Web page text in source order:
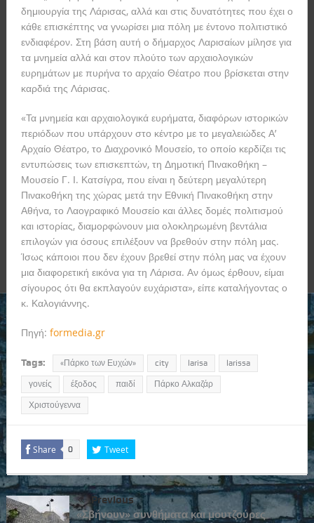
δημιουργία της Λάρισας, αλλά και στις δυνατότητες που έχει ο
κάθε επισκέπτης να γνωρίσει μια πόλη με έντονο πολιτιστικό
ενδιαφέρον. Στη βάση αυτή ο δήμαρχος Λαρισαίων μίλησε για
τα μνημεία αλλά και στον πλούτο των αρχαιολογικών
ευρημάτων με πυρήνα το αρχαίο Θέατρο που βρίσκεται στην
καρδιά της Λάρισας.
«Τα μνημεία και αρχαιολογικά ευρήματα, διαφόρων ιστορικών
περιόδων που υπάρχουν στο κέντρο με το μεγαλειώδες Α’
Αρχαίο Θέατρο, το Διαχρονικό Μουσείο, το οποίο κερδίζει τις
εντυπώσεις των επισκεπτών, τη Δημοτική Πινακοθήκη –
Μουσείο Γ. Ι. Κατσίγρα, που είναι η δεύτερη μεγαλύτερη
Πινακοθήκη της χώρας μετά την Εθνική Πινακοθήκη στην
Αθήνα, το Λαογραφικό Μουσείο και άλλες δομές πολιτισμού
και ιστορίας, διαμορφώνουν μια ολοκληρωμένη βεντάλια
επιλογών για όσους επιλέξουν να βρεθούν στην πόλη μας.
Ίσως κάποιοι που δεν έχουν βρεθεί στην πόλη μας να έχουν
μια διαφορετική εικόνα για τη Λάρισα. Αν όμως έρθουν, είμαι
σίγουρος ότι θα εκπλαγούν ευχάριστα», είπε καταλήγοντας ο
κ. Καλογιάννης.
Πηγή: formedia.gr
Tags: «Πάρκο των Ευχών» city larisa larissa
γονείς έξοδος παιδί Πάρκο Αλκαζάρ
Χριστούγεννα
Share 0 Tweet
Previous
«Σβήνουν» συνθήματα και μουτζούρες